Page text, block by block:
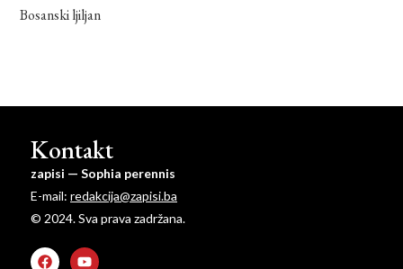
Bosanski ljiljan
Kontakt
zapisi — Sophia perennis
E-mail: redakcija@zapisi.ba
© 2024. Sva prava zadržana.